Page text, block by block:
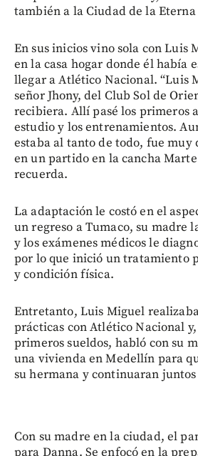
también a la Ciudad de la
En sus inicios vino sola con Luis
en la casa hogar donde él había
llegar a Atlético Nacional. “Luis
señor Jhony, del Club Sol de
recibiera. Allí pasé los primeros
estudio y los entrenamientos.
estaba al tanto de todo, fue muy
en un partido en la cancha Marte
recuerda.
La adaptación le costó en el
un regreso a Tumaco, su madre
y los exámenes médicos le
por lo que inició un tratamiento
y condición física.
Entretanto, Luis Miguel
prácticas con Atlético Nacional
primeros sueldos, habló con su
una vivienda en Medellín para
su hermana y continuaran juntos
Con su madre en la ciudad, el
para Danna. Se enfocó en la